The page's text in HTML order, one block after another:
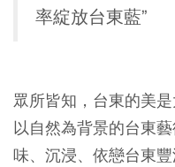
率綻放台東藍”
眾所皆知，台東的美
以自然為背景的台東
味、沉浸、依戀台東